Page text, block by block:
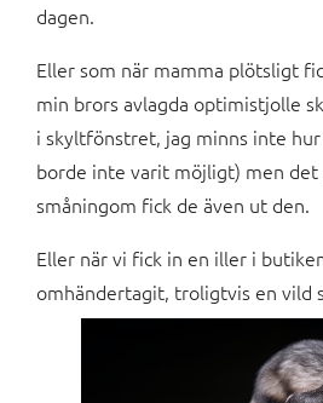
dagen.
Eller som när mamma plötsligt
min brors avlagda optimistjolle
i skyltfönstret, jag minns inte
borde inte varit möjligt) men det
småningom fick de även ut den.
Eller när vi fick in en iller i
omhändertagit, troligtvis en vild